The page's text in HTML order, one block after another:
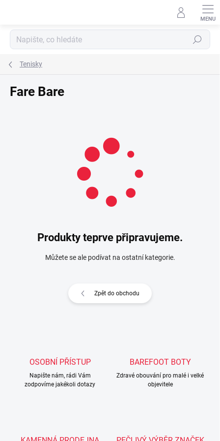
Hledat
Tenisky
Fare Bare
Produkty teprve připravujeme.
Můžete se ale podívat na ostatní kategorie.
Zpět do obchodu
OSOBNÍ PŘÍSTUP
Napište nám, rádi Vám
zodpovíme jakékoli dotazy
BAREFOOT BOTY
Zdravé obouvání pro malé i velké
objevitele